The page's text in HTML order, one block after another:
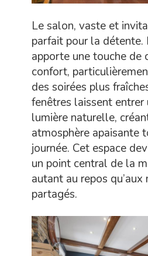
Le salon, vaste et
parfait pour la détente.
apporte une touche de
confort,
des soirées plus
fenêtres laissent entrer
lumière naturelle,
atmosphère apaisante
journée. Cet espace
un point central de la
autant au repos
partagés.